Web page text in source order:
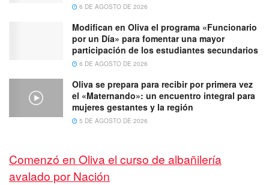
6 DE AGOSTO DE 2026
Modifican en Oliva el programa «Funcionario
por un Día» para fomentar una mayor
participación de los estudiantes secundarios
6 DE AGOSTO DE 2026
Oliva se prepara para recibir por primera vez
el «Maternando»: un encuentro integral para
mujeres gestantes y la región
5 DE AGOSTO DE 2026
Comenzó en Oliva el curso de albañilería
avalado por Nación